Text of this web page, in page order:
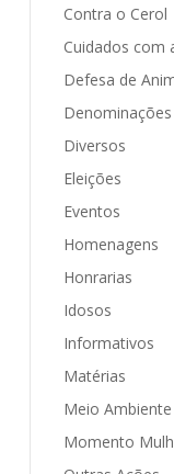
Contra o Cerol
Cuidados com
Defesa de
Denominações
Diversos
Eleições
Eventos
Homenagens
Honrarias
Idosos
Informativos
Matérias
Meio Ambiente
Momento